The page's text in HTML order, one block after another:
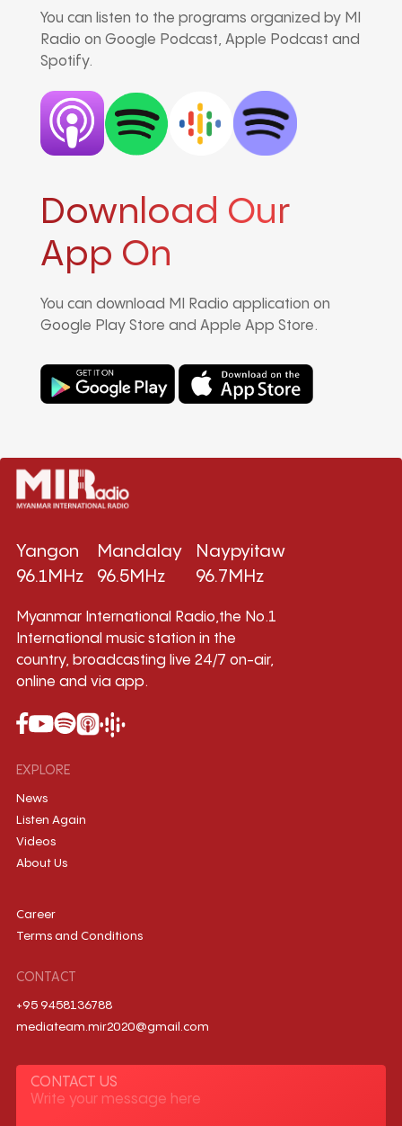
You can listen to the programs organized by MI
Radio on Google Podcast, Apple Podcast and
Spotify.
Download Our
App On
You can download MI Radio application on
Google Play Store and Apple App Store.
Yangon
96.1MHz
Mandalay
96.5MHz
Naypyitaw
96.7MHz
Myanmar International Radio,the No.1
International music station in the
country, broadcasting live 24/7 on-air,
online and via app.
EXPLORE
News
Listen Again
Videos
About Us
Career
Terms and Conditions
CONTACT
+95 9458136788
mediateam.mir2020@gmail.com
CONTACT US